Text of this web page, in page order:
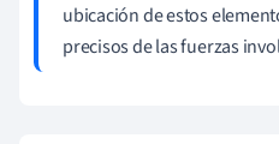
ubicación de estos
precisos de las fuerzas